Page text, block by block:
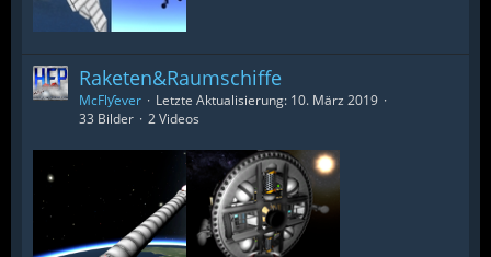
Raketen&Raumschiffe
McFlƴeѵer Letzte Aktualisierung: 10. März 2019
33 Bilder
2 Videos